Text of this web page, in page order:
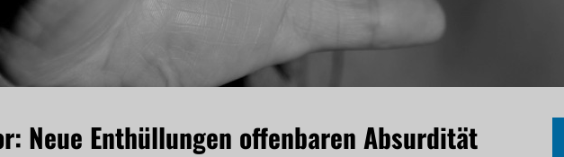
Neue Enthüllungen offenbaren Absurdität